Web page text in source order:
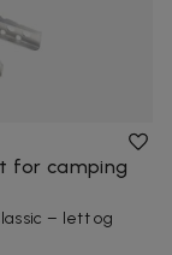
for camping
– lett og